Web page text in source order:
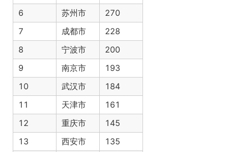
6
苏州市
270
7
成都市
228
8
宁波市
200
9
南京市
193
10
武汉市
184
11
天津市
161
12
重庆市
145
13
西安市
135